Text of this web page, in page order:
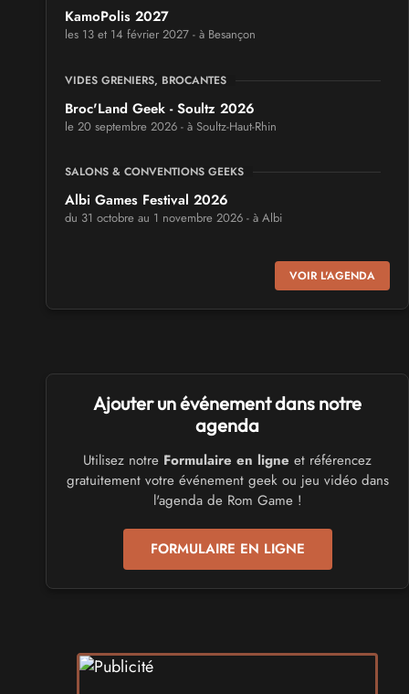
KamoPolis 2027
les 13 et 14 février 2027 - à Besançon
VIDES GRENIERS, BROCANTES
Broc'Land Geek - Soultz 2026
le 20 septembre 2026 - à Soultz-Haut-Rhin
SALONS & CONVENTIONS GEEKS
Albi Games Festival 2026
du 31 octobre au 1 novembre 2026 - à Albi
Virtual Calais - salon du jeu vidéo et des loisirs
numériques 2026
SALONS & CONVENTIONS GEEKS
Trolls et Légendes 2027
du 26 au 28 mars 2027 - à Mons
CULTURE JAPONAISE ET OTAKU
Mang'Azur 2027
les 24 et 25 avril 2027 - à Toulon
SALONS & CONVENTIONS GEEKS
Play Azur Festival 2027
SALONS & CONVENTIONS GEEKS
Art To Play 2026
VOIR L'AGENDA
Ajouter un événement dans notre
agenda
Utilisez notre Formulaire en ligne et référencez
gratuitement votre événement geek ou jeu vidéo dans
l'agenda de Rom Game !
FORMULAIRE EN LIGNE